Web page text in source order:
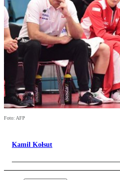
Foto: AFP
Kamil Kołsut